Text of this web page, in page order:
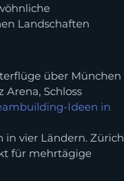
Landschaften
über München
Schloss
Ideen in
in vier Ländern. Zürich
für mehrtägige